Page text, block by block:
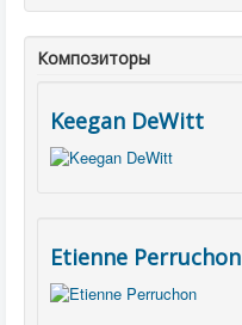
Композиторы
Keegan DeWitt
Etienne Perruchon